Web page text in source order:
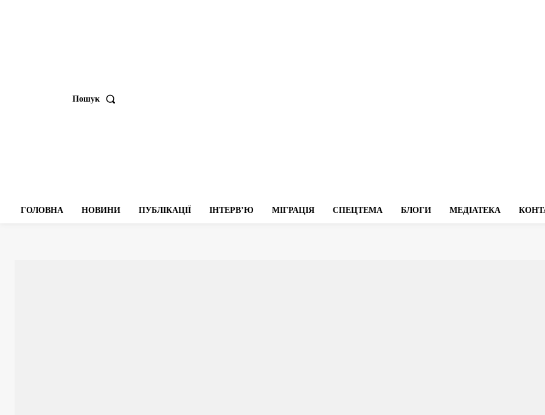
Пошук
ГОЛОВНА НОВИНИ ПУБЛІКАЦІЇ ІНТЕРВʼЮ МІГРАЦІЯ СПЕЦТЕМА БЛОГИ МЕДІАТЕКА